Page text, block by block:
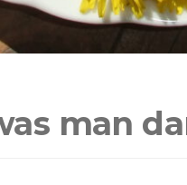
man